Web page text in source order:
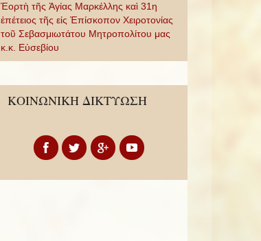
Ἑορτὴ τῆς Ἁγίας Μαρκέλλης καὶ 31η
ἐπέτειος τῆς εἰς Ἐπίσκοπον Χειροτονίας
τοῦ Σεβασμιωτάτου Μητροπολίτου μας
κ.κ. Εὐσεβίου
ΚΟΙΝΩΝΙΚΗ ΔΙΚΤΥΩΣΗ